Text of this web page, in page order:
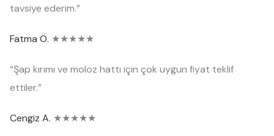
tavsiye ederim.”
Fatma Ö. ★★★★★
“Şap kırımı ve moloz hattı için çok uygun fiyat teklif
ettiler.”
Cengiz A. ★★★★★